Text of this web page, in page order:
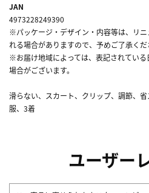
JAN
4973228249390
※パッケージ・デザイン・内容等は、リ
れる場合がありますので、予めご了承くだ
※お届け地域によっては、表記されている
場合がございます。
滑らない、スカート、クリップ、調節、
服、3着
ユーザー